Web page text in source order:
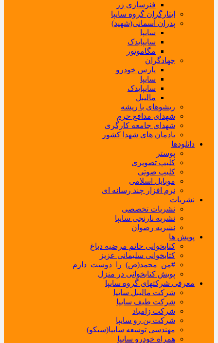
فنرسازی زر
ایثارگران گروه سایپا
پدران آسمانی(شهید)
سایپا
سایپایدک
مگاموتور
جهادگران
پارس خودرو
سایپا
سایپایدک
مالیبل
ریشوهای با ریشه
شهدای مدافع حرم
شهدای جامعه کارگری
یادمان های شهدا کشور
دانلودها
پوستر
کلیپ تصویری
کلیپ صوتی
موبایل اسلامی
نرم افزار چند رسانه ای
نشریات
نشریات تخصصی
نشریه نارنجی سایپا
نشریه رضوان
پویش ها
کتابخوانی خانم مرضیه دباغ
کتابخوانی سلیمانی عزیز
#من_محمد(ص)_را_دوست_دارم
پویش کتابخوانی در منزل
معرفی شرکتهای گروه سایپا
شرکت مالیبل سایپا
شرکت طیف سایپا
شرکت زامیاد
شرکت بن رو سایپا
مهندسی توسعه سایپا(سیکو)
همراه خودرو سایپا